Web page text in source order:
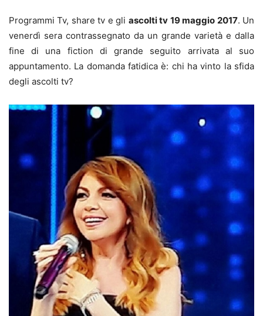
Programmi Tv, share tv e gli ascolti tv 19 maggio 2017. Un
venerdì sera contrassegnato da un grande varietà e dalla
fine di una fiction di grande seguito arrivata al suo
appuntamento. La domanda fatidica è: chi ha vinto la sfida
degli ascolti tv?